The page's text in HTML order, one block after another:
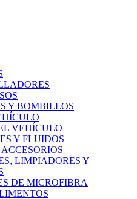
Y BOMBILLOS
VEHÍCULO
Y FLUIDOS
LIMPIADORES Y
DE MICROFIBRA